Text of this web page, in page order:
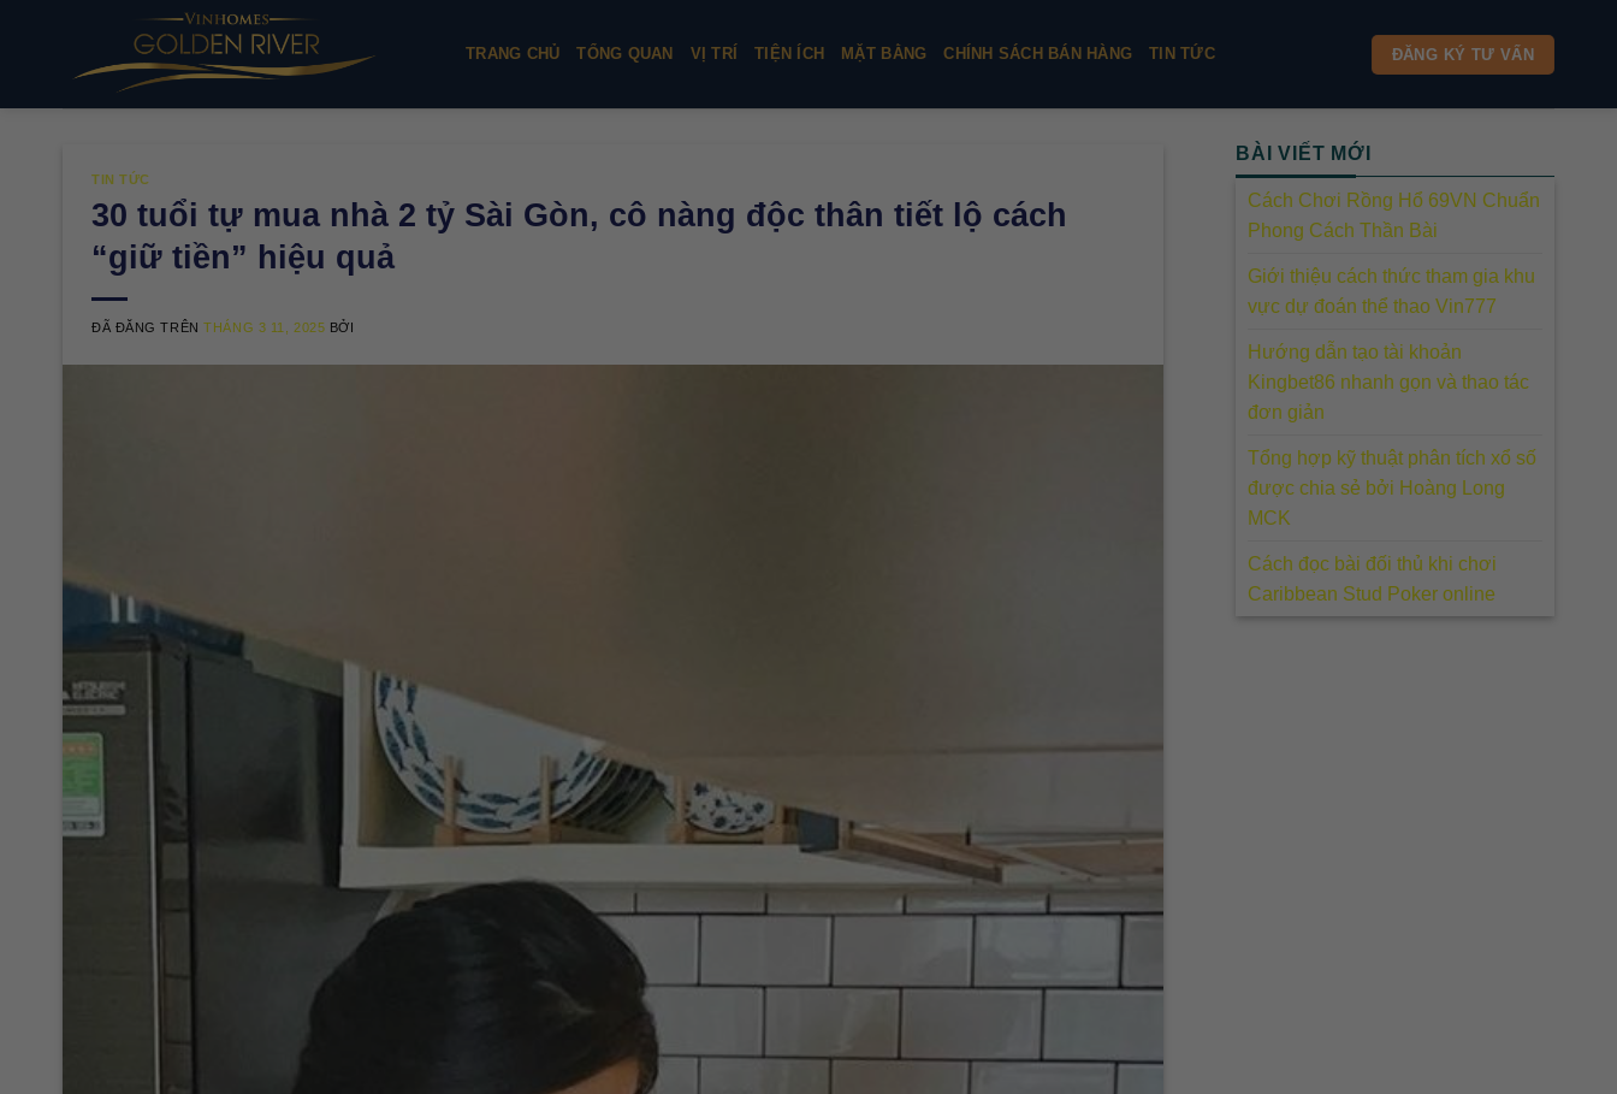
dung
TRANG CHỦ TỔNG QUAN VỊ TRÍ TIỆN ÍCH MẶT BẰNG CHÍNH SÁCH BÁN HÀNG TIN TỨC ĐĂNG KÝ TƯ VẤN
TIN TỨC
30 tuổi tự mua nhà 2 tỷ Sài Gòn, cô nàng độc thân tiết lộ cách
“giữ tiền” hiệu quả
ĐÃ ĐĂNG TRÊNTHÁNG 3 11, 2025 BỞI
BÀI VIẾT MỚI
Cách Chơi Rồng Hổ 69VN Chuẩn
Phong Cách Thần Bài
Giới thiệu cách thức tham gia khu
vực dự đoán thể thao Vin777
Hướng dẫn tạo tài khoản
Kingbet86 nhanh gọn và thao tác
đơn giản
Tổng hợp kỹ thuật phân tích xổ số
được chia sẻ bởi Hoàng Long
MCK
Cách đọc bài đối thủ khi chơi
Caribbean Stud Poker online